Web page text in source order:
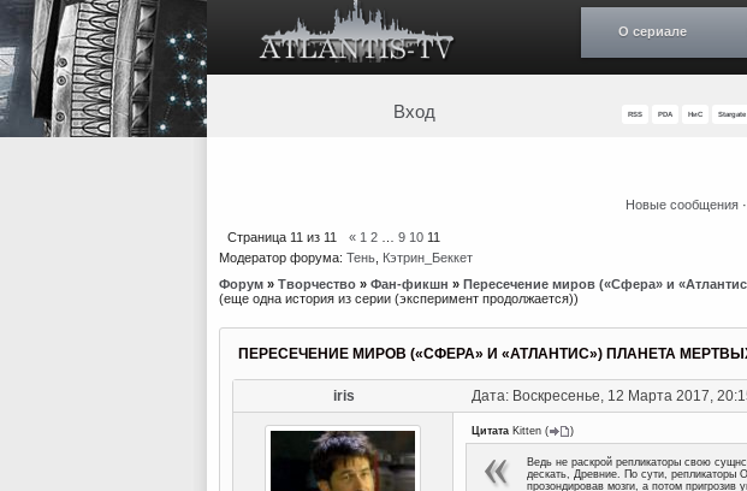
О сериале
Вход RSS PDA НиС Stargate
Новые сообщения ·
Страница 11 из 11 « 1 2 9 10 11
Модератор форума: Тень Кэтрин_Беккет
Форум » Творчество » Фан-фикшн » Пересечение миров («Сфера» и
(еще одна история из серии (эксперимент продолжается))
ПЕРЕСЕЧЕНИЕ МИРОВ («СФЕРА» И «АТЛАНТИС») ПЛАНЕТА
iris Дата: Воскресенье, 12 Марта 2017,
Цитата Kitten ( )
Ведь не раскрой репликаторы свою
дескать, Древние. По сути,
прозондировав мозги, а потом